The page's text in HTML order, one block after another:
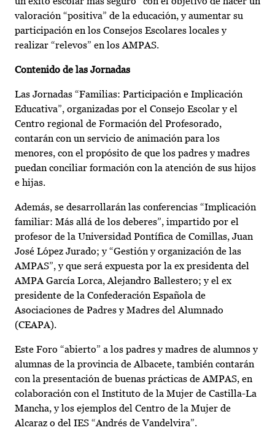
valoración “positiva” de la educación, y aumentar su
participación en los Consejos Escolares locales y
realizar “relevos” en los AMPAS.
Contenido de las Jornadas
Las Jornadas “Familias: Participación e Implicación
Educativa”, organizadas por el Consejo Escolar y el
Centro regional de Formación del Profesorado,
contarán con un servicio de animación para los
menores, con el propósito de que los padres y madres
puedan conciliar formación con la atención de sus hijos
e hijas.
Además, se desarrollarán las conferencias “Implicación
familiar: Más allá de los deberes”, impartido por el
profesor de la Universidad Pontífica de Comillas, Juan
José López Jurado; y “Gestión y organización de las
AMPAS”, y que será expuesta por la ex presidenta del
AMPA García Lorca, Alejandro Ballestero; y el ex
presidente de la Confederación Española de
Asociaciones de Padres y Madres del Alumnado
(CEAPA).
Este Foro “abierto” a los padres y madres de alumnos y
alumnas de la provincia de Albacete, también contarán
con la presentación de buenas prácticas de AMPAS, en
colaboración con el Instituto de la Mujer de Castilla-La
Mancha, y los ejemplos del Centro de la Mujer de
Alcaraz o del IES “Andrés de Vandelvira”.